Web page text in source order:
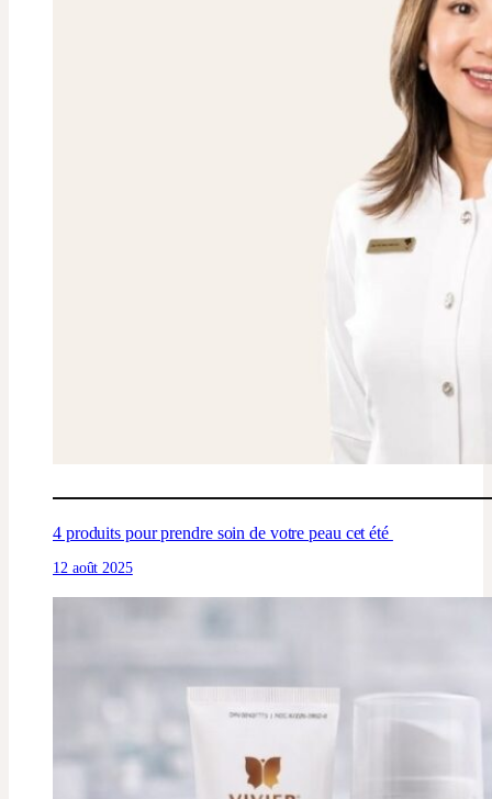
4 produits pour prendre soin de votre peau cet été
12 août 2025